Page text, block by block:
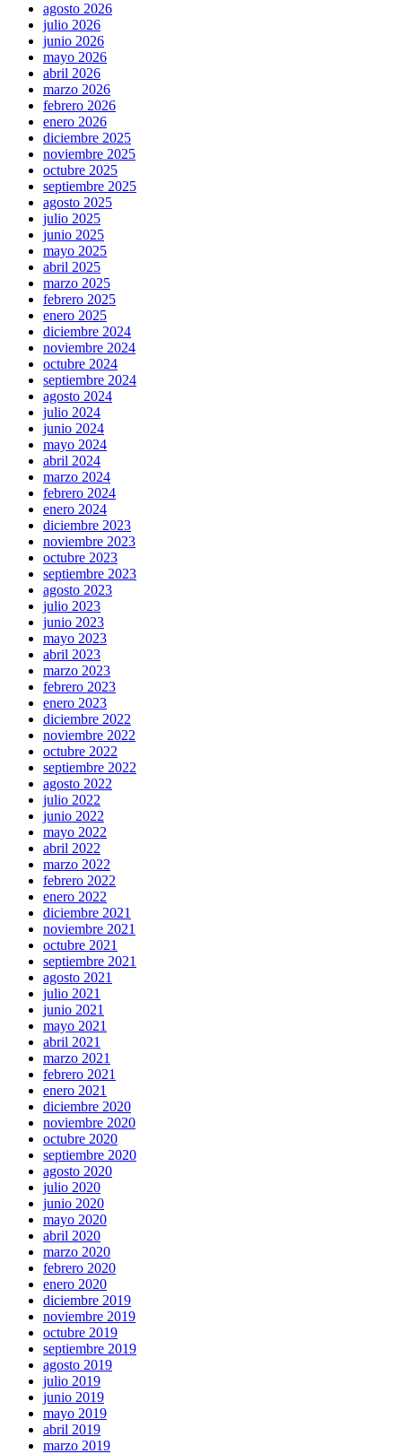
agosto 2026
julio 2026
junio 2026
mayo 2026
abril 2026
marzo 2026
febrero 2026
enero 2026
diciembre 2025
noviembre 2025
octubre 2025
septiembre 2025
agosto 2025
julio 2025
junio 2025
mayo 2025
abril 2025
marzo 2025
febrero 2025
enero 2025
diciembre 2024
noviembre 2024
octubre 2024
septiembre 2024
agosto 2024
julio 2024
junio 2024
mayo 2024
abril 2024
marzo 2024
febrero 2024
enero 2024
diciembre 2023
noviembre 2023
octubre 2023
septiembre 2023
agosto 2023
julio 2023
junio 2023
mayo 2023
abril 2023
marzo 2023
febrero 2023
enero 2023
diciembre 2022
noviembre 2022
octubre 2022
septiembre 2022
agosto 2022
julio 2022
junio 2022
mayo 2022
abril 2022
marzo 2022
febrero 2022
enero 2022
diciembre 2021
noviembre 2021
octubre 2021
septiembre 2021
agosto 2021
julio 2021
junio 2021
mayo 2021
abril 2021
marzo 2021
febrero 2021
enero 2021
diciembre 2020
noviembre 2020
octubre 2020
septiembre 2020
agosto 2020
julio 2020
junio 2020
mayo 2020
abril 2020
marzo 2020
febrero 2020
enero 2020
diciembre 2019
noviembre 2019
octubre 2019
septiembre 2019
agosto 2019
julio 2019
junio 2019
mayo 2019
abril 2019
marzo 2019